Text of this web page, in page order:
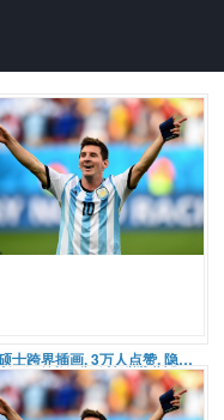
美女硕士跨界插画, 3万人点赞, 隐晦但不涩情: 不理解但很